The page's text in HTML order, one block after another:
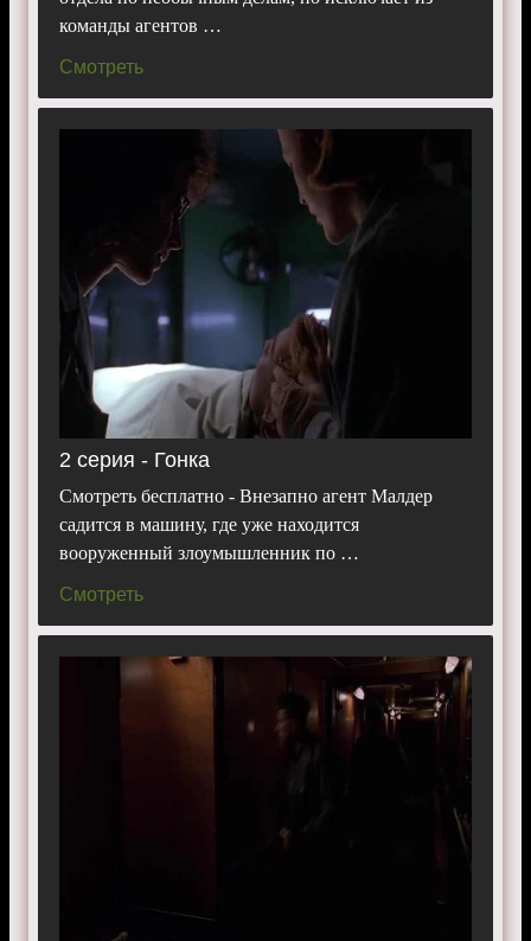
команды агентов …
Смотреть
2 серия - Гонка
Смотреть бесплатно - Внезапно агент Малдер
садится в машину, где уже находится
вооруженный злоумышленник по …
Смотреть